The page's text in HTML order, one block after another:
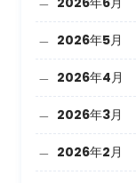
2026年5月
2026年4月
2026年3月
2026年2月